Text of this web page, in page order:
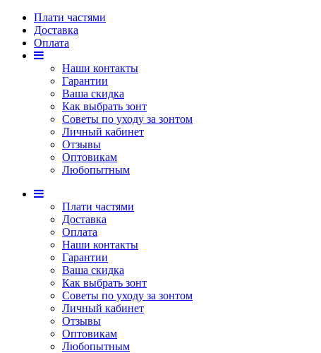
Плати частями
Доставка
Оплата
Наши контакты
Гарантии
Ваша скидка
Как выбрать зонт
Советы по уходу за зонтом
Личный кабинет
Отзывы
Оптовикам
Любопытным
Плати частями
Доставка
Оплата
Наши контакты
Гарантии
Ваша скидка
Как выбрать зонт
Советы по уходу за зонтом
Личный кабинет
Отзывы
Оптовикам
Любопытным